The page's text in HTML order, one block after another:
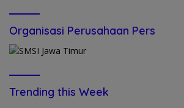
Organisasi Perusahaan Pers
Trending this Week